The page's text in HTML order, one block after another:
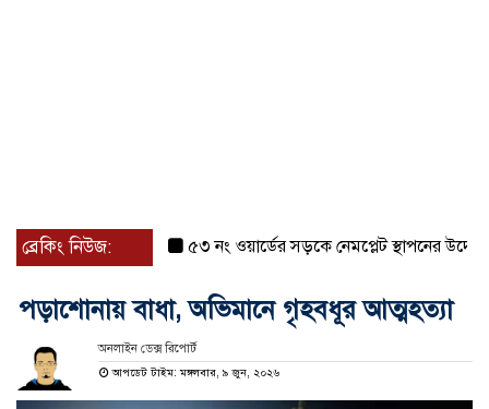
ব্রেকিং নিউজ: ৫৩ নং ওয়ার্ডের সড়কে নেমপ্লেট স্থাপনের উদ্যোগ চান
পড়াশোনায় বাধা, অভিমানে গৃহবধূর আত্মহত্যা
অনলাইন ডেক্স রিপোর্ট
আপডেট টাইম: মঙ্গলবার, ৯ জুন, ২০২৬